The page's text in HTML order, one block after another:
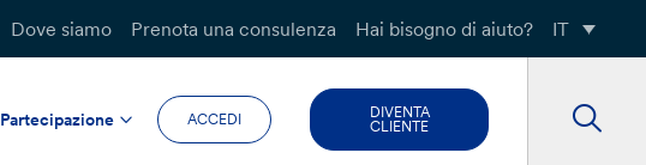
Dove siamo Prenota una consulenza Hai bisogno di aiuto? IT
Partecipazione ACCEDI
DIVENTA
CLIENTE